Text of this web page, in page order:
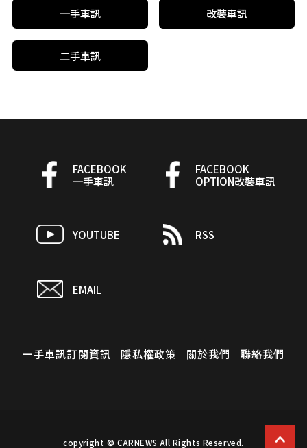
一手車訊 改裝車訊
二手車訊
FACEBOOK
一手車訊
FACEBOOK
OPTION改裝車訊
YOUTUBE RSS
EMAIL
一手車訊訂閱資訊 隱私權政策 關於我們 聯絡我們
copyright © CARNEWS All Rights Reserved.